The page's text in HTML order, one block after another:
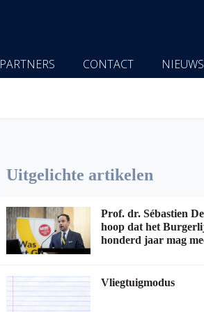
PARTNERS CONTACT
Uitgelichte artikelen
Prof. dr. Sébastien
hoop dat het
honderd jaar mag
Vliegtuigmodus